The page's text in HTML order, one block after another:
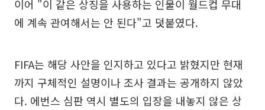
이어 "이 같은 상징을 사용하는 인물이 월드컵 무대
에 계속 관여해서는 안 된다"고 덧붙였다.
FIFA는 해당 사안을 인지하고 있다고 밝혔지만 현재
까지 구체적인 설명이나 조사 결과는 공개하지 않았
다. 에번스 심판 역시 별도의 입장을 내놓지 않은 상